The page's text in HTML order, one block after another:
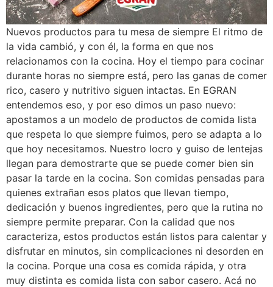
Nuevos productos para tu mesa de siempre El ritmo de
la vida cambió, y con él, la forma en que nos
relacionamos con la cocina. Hoy el tiempo para cocinar
durante horas no siempre está, pero las ganas de comer
rico, casero y nutritivo siguen intactas. En EGRAN
entendemos eso, y por eso dimos un paso nuevo:
apostamos a un modelo de productos de comida lista
que respeta lo que siempre fuimos, pero se adapta a lo
que hoy necesitamos. Nuestro locro y guiso de lentejas
llegan para demostrarte que se puede comer bien sin
pasar la tarde en la cocina. Son comidas pensadas para
quienes extrañan esos platos que llevan tiempo,
dedicación y buenos ingredientes, pero que la rutina no
siempre permite preparar. Con la calidad que nos
caracteriza, estos productos están listos para calentar y
disfrutar en minutos, sin complicaciones ni desorden en
la cocina. Porque una cosa es comida rápida, y otra
muy distinta es comida lista con sabor casero. Acá no